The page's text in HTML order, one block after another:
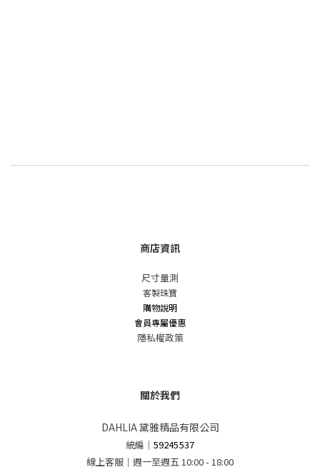
商店資訊
尺寸量測
客製珠寶
購物說明
會員專屬優惠
隱私權政策
關於我們
DAHLIA 黛雅精品有限公司
統編 ｜59245537
線上客服｜週一至週五 10:00 - 18:00